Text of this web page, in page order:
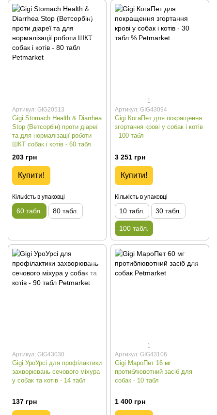
Артикул: GIG20513
Gigi Stomach Health & Diarrhea
Stop (Ветсорбін) проти діареї
та для нормалізації роботи
ШКТ собак і котів - 60 табл
203 грн
Купити!
Кількість в упаковці
60 табл. 80 табл.
1
Артикул: GIG43094
Gigi КогаПет для покращення
згортання крові у собак і котів
- 100 табл
3 251 грн
Купити!
Кількість в упаковці
10 табл. 30 табл.
100 табл.
Артикул: GIG43030
Gigi УроУрсі для профілактики
захворювань сечового міхура
у собак та котів - 14 табл
137 грн
1
Артикул: GIG43106
Gigi МароПет 16 мг
протиблювотний засіб для
собак - 10 табл
1 400 грн